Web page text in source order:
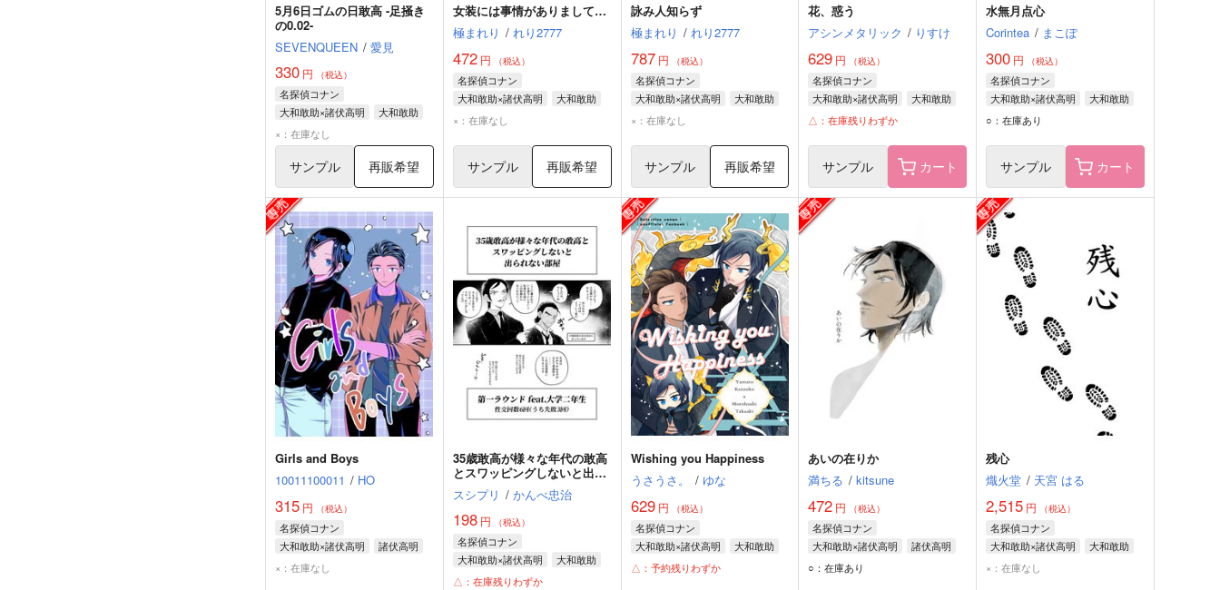
5月6日ゴムの日敢高 -足掻き
の0.02-
SEVENQUEEN / 愛見
330 円 （税込）
名探偵コナン
大和敢助×諸伏高明
大和敢助
諸伏高明
×：在庫なし
サンプル 再販希望
女装には事情がありまして…
極まれり / れり2777
472円 （税込）
名探偵コナン
大和敢助×諸伏高明
大和敢助
諸伏高明
×：在庫なし
サンプル 再販希望
詠み人知らず
極まれり / れり2777
787円 （税込）
名探偵コナン
大和敢助×諸伏高明
大和敢助
諸伏高明
×：在庫なし
サンプル 再販希望
花、惑う
アシンメタリック / りすけ
629 円 （税込）
名探偵コナン
大和敢助×諸伏高明
大和敢助
諸伏高明
△：在庫残りわずか
サンプル カート
水無月点心
Corintea / まこぽ
300 円 （税込）
名探偵コナン
大和敢助×諸伏高明
大和敢助
諸伏高明
○：在庫あり
サンプル カート
Girls and Boys
10011100011 / HO
315 円 （税込）
名探偵コナン
大和敢助×諸伏高明
諸伏高明
大和敢助
×：在庫なし
35歳敢高が様々な年代の敢高
とスワッピングしないと出ら
れない部屋
スシプリ / かんべ忠治
198円 （税込）
名探偵コナン
大和敢助×諸伏高明
大和敢助
諸伏高明
△：在庫残りわずか
Wishing you Happiness
うさうさ。
/ ゆな
629円 （税込）
名探偵コナン
大和敢助×諸伏高明
大和敢助
諸伏高明
△：予約残りわずか
あいの在りか
満ちる / kitsune
472 円 （税込）
名探偵コナン
大和敢助×諸伏高明
諸伏高明
大和敢助
○：在庫あり
残心
熾火堂 / 天宮 はる
2,515 円 （税込）
名探偵コナン
大和敢助×諸伏高明
大和敢助
諸伏高明
×：在庫なし